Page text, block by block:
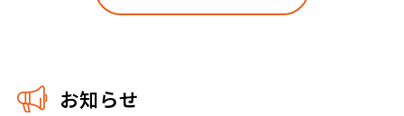
お知らせ